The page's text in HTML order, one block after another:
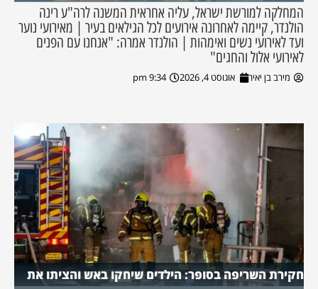
המחלקה למורשת ישראל, עליה אחראית המשנה לרה"ע רינה
הולנדר, קיימה לאחרונה אירועים לכל הגילאים בעיר | מאירועי נוער
ועד לאירועי נשים ואימהות | הולנדר אמרה: "אנחנו עם הפנים
לאירועי אלול והחגים"
מירב בן יאיר אוגוסט 4, 2026 9:34 pm
חקירת השריפה בסופר: הילדים שיחקו באש והציתו את